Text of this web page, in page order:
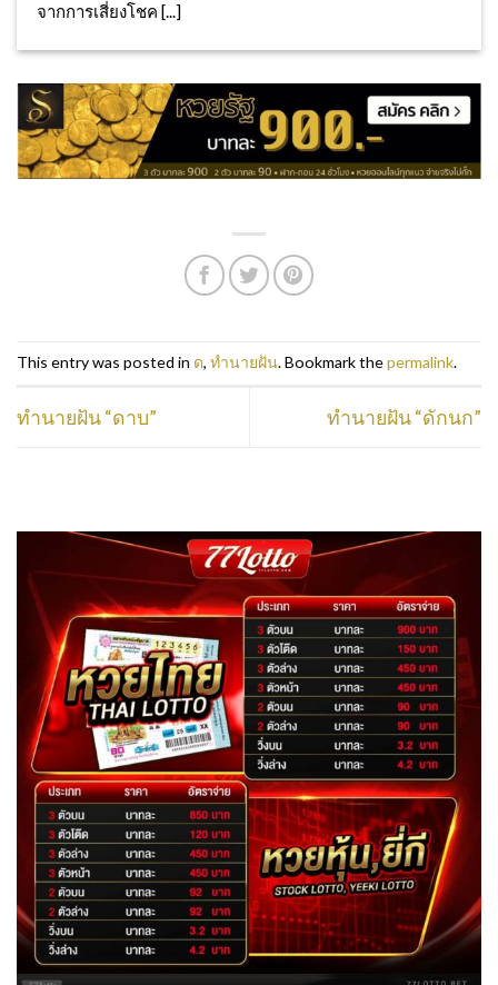
จากการเสี่ยงโชค [...]
This entry was posted in ด, ทำนายฝัน. Bookmark thepermalink.
ทำนายฝัน “ดาบ” ทำนายฝัน “ดักนก”